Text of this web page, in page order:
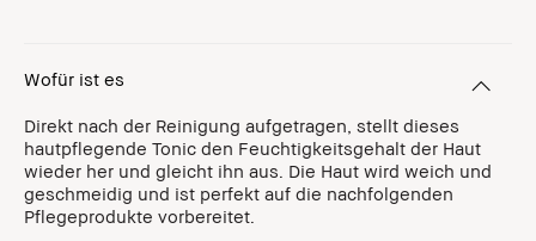
Wofür ist es
Direkt nach der Reinigung aufgetragen, stellt dieses
hautpflegende Tonic den Feuchtigkeitsgehalt der Haut
wieder her und gleicht ihn aus. Die Haut wird weich und
geschmeidig und ist perfekt auf die nachfolgenden
Pflegeprodukte vorbereitet.